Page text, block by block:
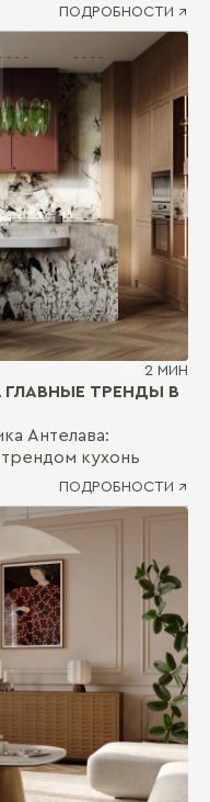
ПОДРОБНОСТИ ↗
2 МИН
ГЛАВНЫЕ ТРЕНДЫ В
Антелава:
кухонь
ПОДРОБНОСТИ ↗